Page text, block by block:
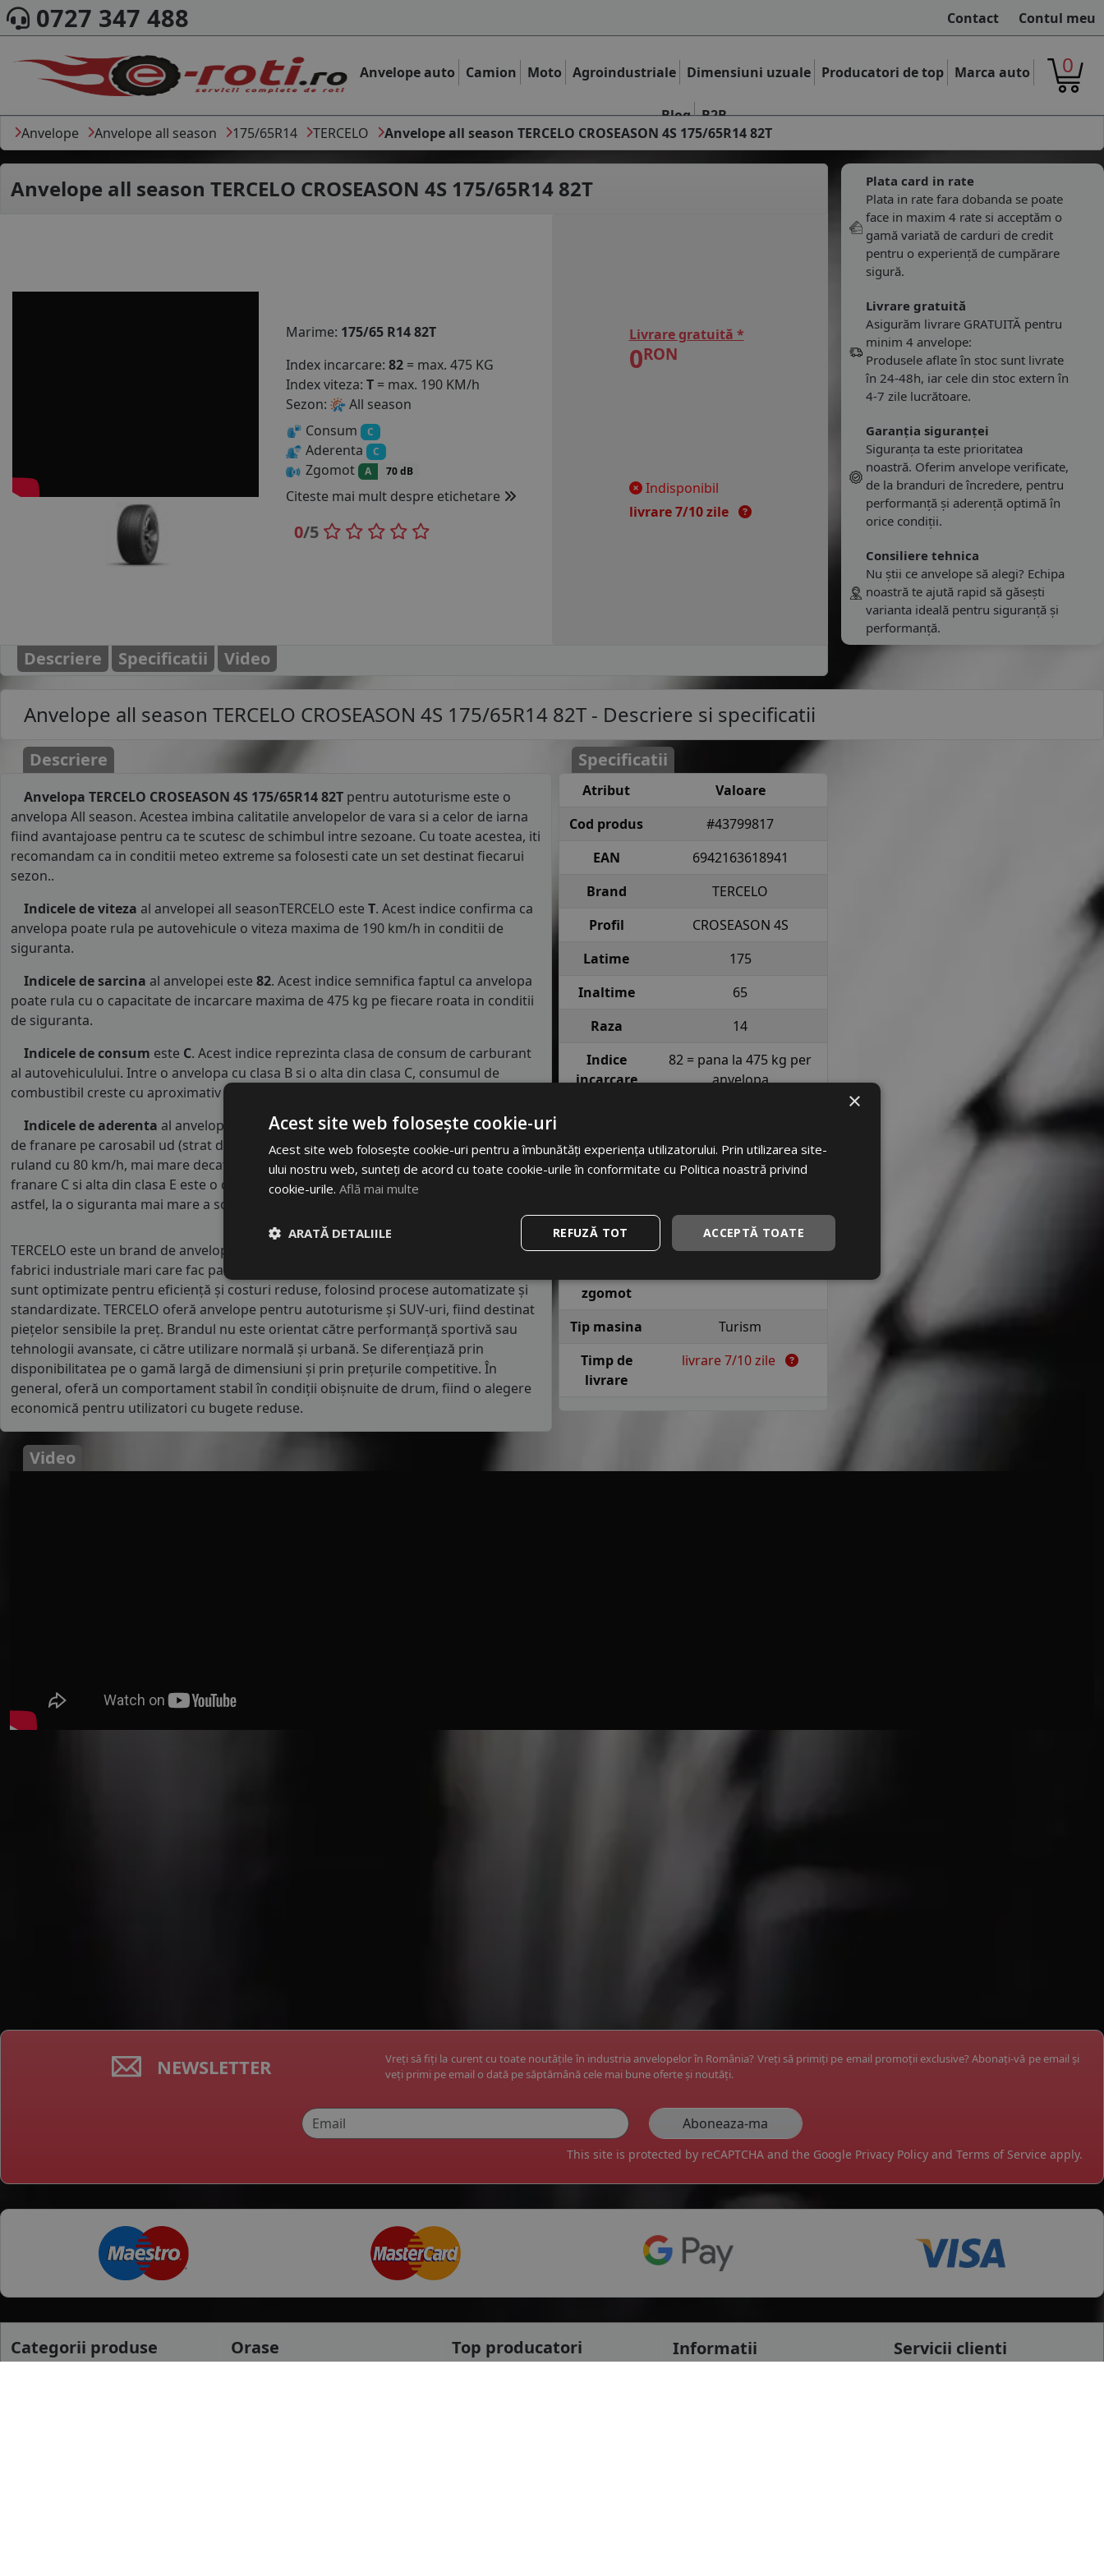
0727 347 488 Contact Contul meu
Anvelope auto Camion Moto Agroindustriale Dimensiuni uzuale Producatori de top Marca auto
Blog B2B
0
Anvelope Anvelope all season 175/65R14 TERCELO Anvelope all season TERCELO CROSEASON 4S 175/65R14 82T
Anvelope all season TERCELO CROSEASON 4S 175/65R14 82T
Marime: 175/65 R14 82T
Index incarcare: 82 = max. 475 KG
Index viteza: T = max. 190 KM/h
Sezon:
All season
Consum
C
Aderenta C
Zgomot A 70 dB
Citeste mai mult despre etichetare
0/5
Livrare gratuită *
0RON
Indisponibil
livrare 7/10 zile
Plata card in rate
Plata in rate fara dobanda se poate
face in maxim 4 rate si acceptăm o
gamă variată de carduri de credit
pentru o experiență de cumpărare
sigură.
Livrare gratuită
Asigurăm livrare GRATUITĂ pentru
minim 4 anvelope:
Produsele aflate în stoc sunt livrate
în 24-48h, iar cele din stoc extern în
4-7 zile lucrătoare.
Garanția siguranței
Siguranța ta este prioritatea
noastră. Oferim anvelope verificate,
de la branduri de încredere, pentru
performanță și aderență optimă în
orice condiții.
Consiliere tehnica
Nu știi ce anvelope să alegi? Echipa
noastră te ajută rapid să găsești
varianta ideală pentru siguranță și
performanță.
Descriere Specificatii Video
Anvelope all season TERCELO CROSEASON 4S 175/65R14 82T - Descriere si specificatii
Descriere
Anvelopa TERCELO CROSEASON 4S 175/65R14 82T pentru autoturisme este o
anvelopa All season. Acestea imbina calitatile anvelopelor de vara si a celor de iarna
fiind avantajoase pentru ca te scutesc de schimbul intre sezoane. Cu toate acestea, iti
recomandam ca in conditii meteo extreme sa folosesti cate un set destinat fiecarui
sezon..
Indicele de viteza al anvelopei all seasonTERCELO este T. Acest indice confirma ca
anvelopa poate rula pe autovehicule o viteza maxima de 190 km/h in conditii de
siguranta.
Indicele de sarcina al anvelopei este 82. Acest indice semnifica faptul ca anvelopa
poate rula cu o capacitate de incarcare maxima de 475 kg pe fiecare roata in conditii
de siguranta.
Indicele de consum este C. Acest indice reprezinta clasa de consum de carburant
al autovehiculului. Intre o anvelopa cu clasa B si o alta din clasa C, consumul de
combustibil creste cu aproximativ 1 litru la fiecare 1000 km parcursi.
Indicele de aderenta al anvelopei este C. Acest tip de anvelope va avea o distanta
de franare pe carosabil ud (strat de apa intre 0.5 mm si 1.5 mm) cu 4 anvelope cu ABS
ruland cu 80 km/h, mai mare decat clasele superioare. Intre o anvelopa din clasa de
franare C si alta din clasa E este o diferenta de aproximativ 9 metri, contribuind
astfel, la o siguranta mai mare a soferului si participantilor din trafic.
TERCELO este un brand de anvelope din segmentul economic, produs în Asia în
fabrici industriale mari care fac parte din lanțuri globale de producție. Aceste fabrici
sunt optimizate pentru eficiență și costuri reduse, folosind procese automatizate și
standardizate. TERCELO oferă anvelope pentru autoturisme și SUV-uri, fiind destinat
piețelor sensibile la preț. Brandul nu este orientat către performanță sportivă sau
tehnologii avansate, ci către utilizare normală și urbană. Se diferențiază prin
disponibilitatea pe o gamă largă de dimensiuni și prin prețurile competitive. În
general, oferă un comportament stabil în condiții obișnuite de drum, fiind o alegere
economică pentru utilizatori cu bugete reduse.
Specificatii
Atribut
Valoare
Cod produs
#43799817
EAN
6942163618941
Brand
TERCELO
Profil
CROSEASON 4S
Latime
175
Inaltime
65
Raza
14
Indice
incarcare
82 = pana la 475 kg per
anvelopa
Indice
C
Indice
consum
C
zgomot
Tip masina
Turism
Timp de
livrare
livrare 7/10 zile
Video
NEWSLETTER
Vreți să fiți la curent cu toate noutățile în industria anvelopelor în România? Vreți să primiți pe email promoții exclusive? Abonați-vă pe email și
veți primi pe email o dată pe săptămână cele mai bune oferte și noutăți.
This site is protected by reCAPTCHA and the Google Privacy Policy and Terms of Service apply.
Categorii produse Orase Top producatori Informatii Servicii clienti
×
Acest site web folosește cookie-uri
Acest site web folosește cookie-uri pentru a îmbunătăți experiența utilizatorului. Prin utilizarea site-
ului nostru web, sunteți de acord cu toate cookie-urile în conformitate cu Politica noastră privind
cookie-urile. Află mai multe
ACCEPTĂ TOATE
REFUZĂ TOT
ARATĂ DETALIILE